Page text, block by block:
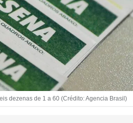
dezenas de 1 a 60 (Crédito: Agencia Brasil)